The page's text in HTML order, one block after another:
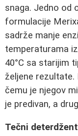
snaga. Jedno od
formulacije
sadrže manje
temperaturama
40°C sa starijim
željene
čemu je njegov
je predivan, a
Tečni